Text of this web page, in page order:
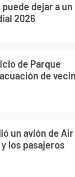
dejar a un
2026
de Parque
de
un avión de Air
los pasajeros